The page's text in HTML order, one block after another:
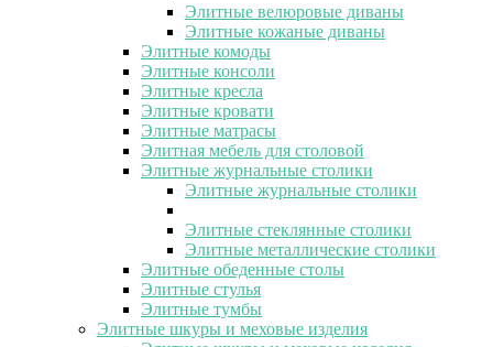
Элитные велюровые диваны
Элитные кожаные диваны
Элитные комоды
Элитные консоли
Элитные кресла
Элитные кровати
Элитные матрасы
Элитная мебель для столовой
Элитные журнальные столики
Элитные журнальные столики
Элитные стеклянные столики
Элитные металлические столики
Элитные обеденные столы
Элитные стулья
Элитные тумбы
Элитные шкуры и меховые изделия